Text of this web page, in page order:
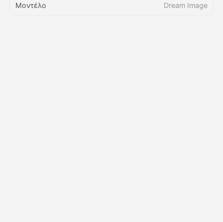
Μοντέλο
Dream Image